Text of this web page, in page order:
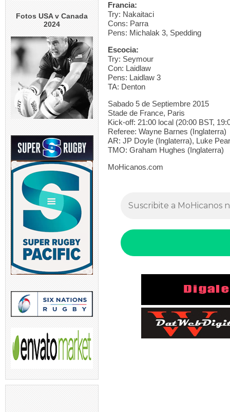
Fotos USA v Canada
2024
Francia:
Try: Nakaitaci
Cons: Parra
Pens: Michalak 3, Spedding
Escocia:
Try: Seymour
Con: Laidlaw
Pens: Laidlaw 3
TA: Denton
Sabado 5 de Septiembre 2015
Stade de France, Paris
Kick-off: 21:00 local (20:00 BST,
Referee: Wayne Barnes (Inglaterra)
AR: JP Doyle (Inglaterra), Luke
TMO: Graham Hughes (Inglaterra)
MoHicanos.com